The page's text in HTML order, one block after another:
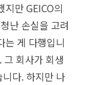
지만 GEICO의
난 손실을 고려
는 게 다행입니
회사가 회생
다. 하지만 나